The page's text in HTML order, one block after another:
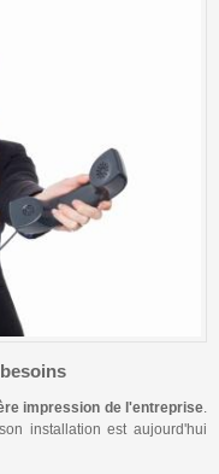
impression de l'entreprise
installation est aujourd'hui